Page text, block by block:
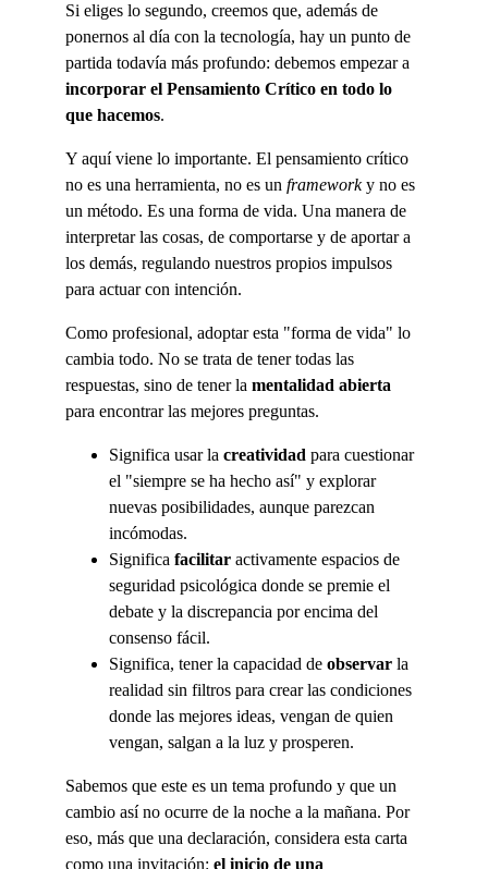
Si eliges lo segundo, creemos que, además de
ponernos al día con la tecnología, hay un punto de
partida todavía más profundo: debemos empezar a
incorporar el Pensamiento Crítico en todo lo
que hacemos.
Y aquí viene lo importante. El pensamiento crítico
no es una herramienta, no es un framework y no es
un método. Es una forma de vida. Una manera de
interpretar las cosas, de comportarse y de aportar a
los demás, regulando nuestros propios impulsos
para actuar con intención.
Como profesional, adoptar esta "forma de vida" lo
cambia todo. No se trata de tener todas las
respuestas, sino de tener la mentalidad abierta
para encontrar las mejores preguntas.
Significa usar la creatividad para cuestionar
el "siempre se ha hecho así" y explorar
nuevas posibilidades, aunque parezcan
incómodas.
Significa facilitar activamente espacios de
seguridad psicológica donde se premie el
debate y la discrepancia por encima del
consenso fácil.
Significa, tener la capacidad de observar la
realidad sin filtros para crear las condiciones
donde las mejores ideas, vengan de quien
vengan, salgan a la luz y prosperen.
Sabemos que este es un tema profundo y que un
cambio así no ocurre de la noche a la mañana. Por
eso, más que una declaración, considera esta carta
como una invitación: el inicio de una